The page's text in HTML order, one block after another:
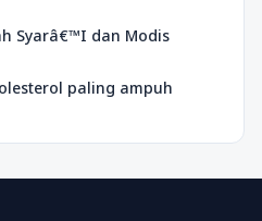
Syarâ€™I dan Modis
paling ampuh